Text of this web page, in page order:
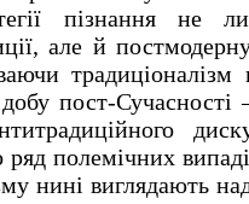
пізнання
але й
пост-
полемічних
нині виглядають